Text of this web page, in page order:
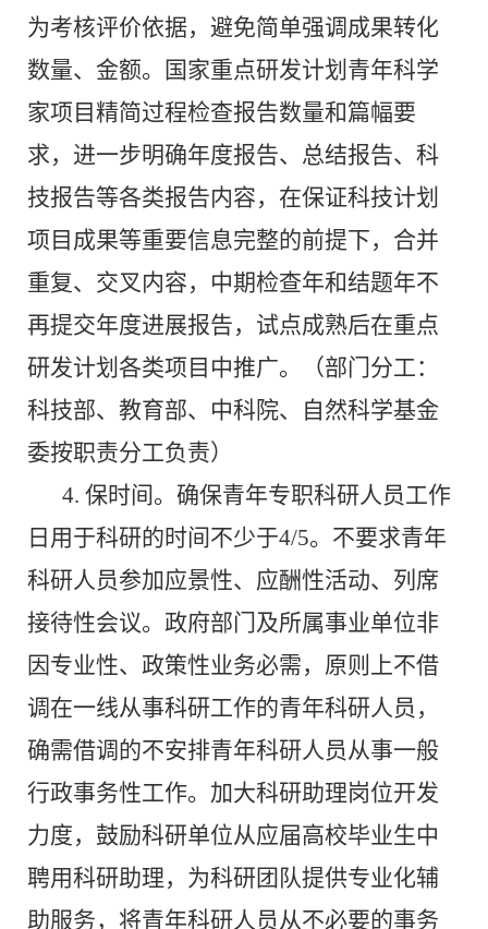
为考核评价依据，避免简单强调成果转化
数量、金额。国家重点研发计划青年科学
家项目精简过程检查报告数量和篇幅要
求，进一步明确年度报告、总结报告、科
技报告等各类报告内容，在保证科技计划
项目成果等重要信息完整的前提下，合并
重复、交叉内容，中期检查年和结题年不
再提交年度进展报告，试点成熟后在重点
研发计划各类项目中推广。（部门分工：
科技部、教育部、中科院、自然科学基金
委按职责分工负责）
4. 保时间。确保青年专职科研人员工作
日用于科研的时间不少于4/5。不要求青年
科研人员参加应景性、应酬性活动、列席
接待性会议。政府部门及所属事业单位非
因专业性、政策性业务必需，原则上不借
调在一线从事科研工作的青年科研人员，
确需借调的不安排青年科研人员从事一般
行政事务性工作。加大科研助理岗位开发
力度，鼓励科研单位从应届高校毕业生中
聘用科研助理，为科研团队提供专业化辅
助服务，将青年科研人员从不必要的事务